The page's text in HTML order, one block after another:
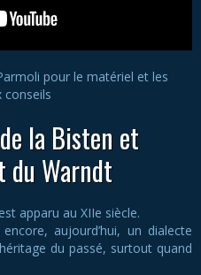
pour le matériel et les
conseils
la Bisten et
du Warndt
apparu au XIIe siècle.
aujourd’hui, un dialecte
du passé, surtout quand